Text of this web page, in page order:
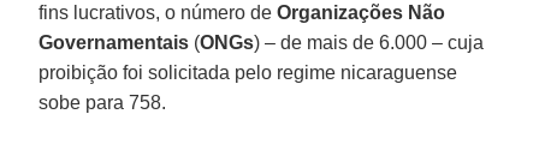
fins lucrativos, o número deOrganizações Não
Governamentais (ONGs) – de mais de 6.000 – cuja
proibição foi solicitada pelo regime nicaraguense
sobe para 758.